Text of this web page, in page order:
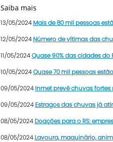
Saiba mais
13/05/2024 Mais de 80 mil pessoas
12/05/2024 Número de vítimas das
11/05/2024Quase 90% das cidades
10/05/2024Quase 70 mil pessoas
09/05/2024 Inmet prevê chuvas fortes
09/05/2024 Estragos das chuvas já
08/05/2024 Doações para o RS:
08/05/2024 Lavoura, maquinário,